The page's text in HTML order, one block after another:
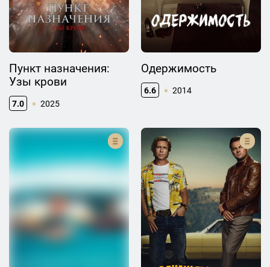
Пункт назначения:
Узы крови
7.0 2025
Одержимость
6.6 2014